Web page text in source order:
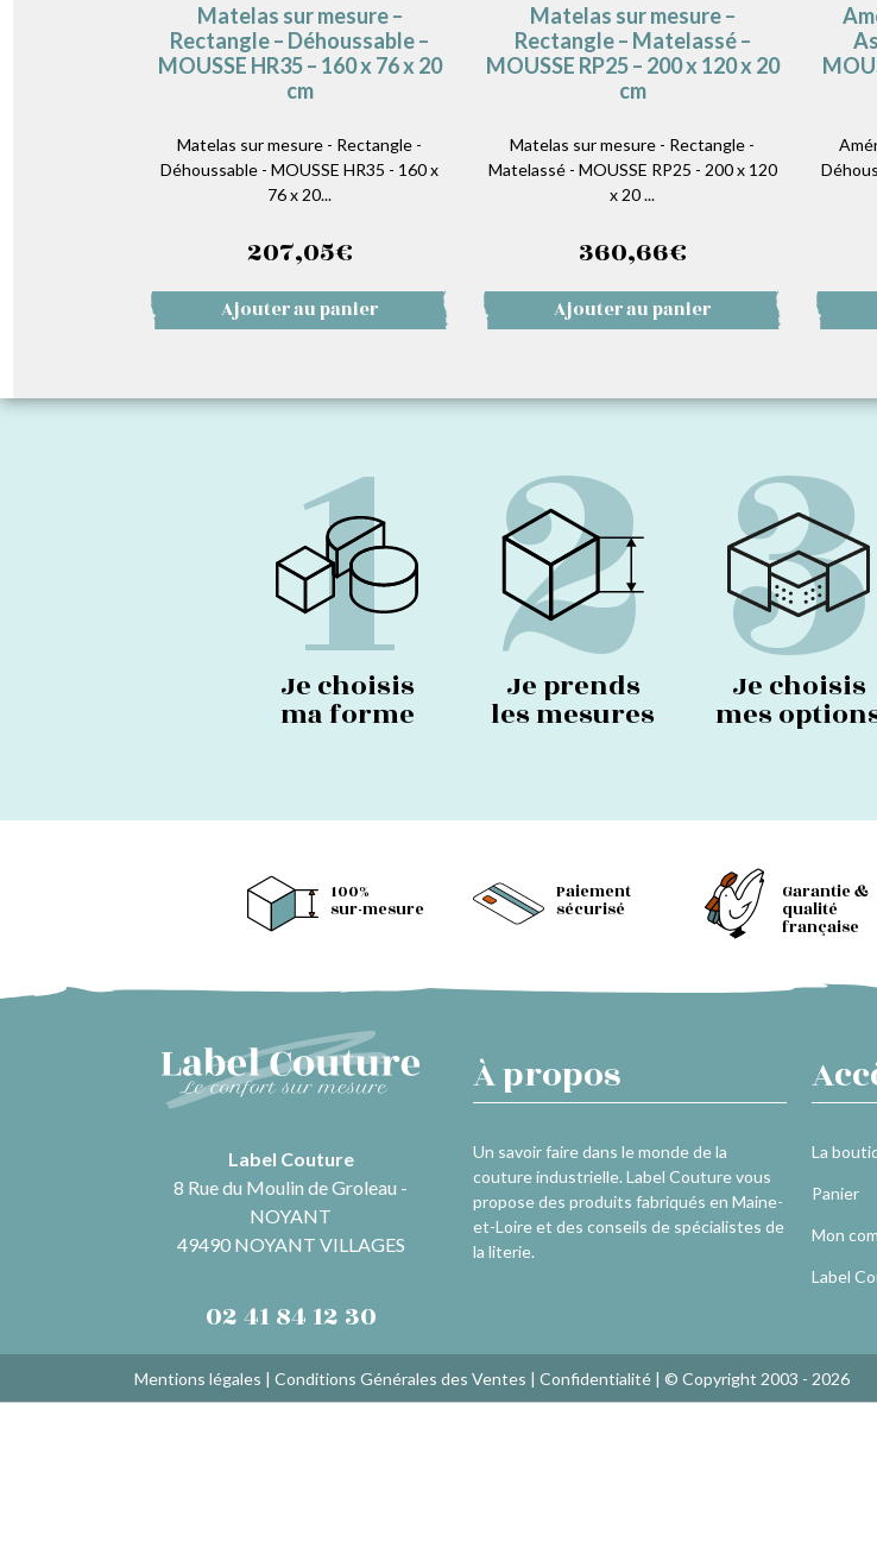
Matelas sur mesure –
Rectangle – Déhoussable –
MOUSSE HR35 – 160 x 76 x 20
cm
Matelas sur mesure - Rectangle -
Déhoussable - MOUSSE HR35 - 160 x
76 x 20...
207,05€
Ajouter au panier
Matelas sur mesure –
Rectangle – Matelassé –
MOUSSE RP25 – 200 x 120 x 20
cm
Matelas sur mesure - Rectangle -
Matelassé - MOUSSE RP25 - 200 x 120
x 20 ...
360,66€
Ajouter au panier
1
Je choisis
ma forme 2
Je prends
les mesures 3
Je choisis
mes
100%
sur-mesure
Paiement
sécurisé
Garantie &
qualité
française
Label Couture
8 Rue du Moulin de Groleau -
NOYANT
49490 NOYANT VILLAGES
02 41 84 12 30
À propos
Un savoir faire dans le monde de la
couture industrielle. Label Couture vous
propose des produits fabriqués en Maine-
et-Loire et des conseils de spécialistes de
la literie.
La
Panier
Mon
Label
Mentions légales | Conditions Générales des Ventes | Confidentialité| © Copyright 2003 - 2026